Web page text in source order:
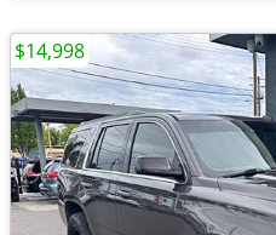
$14,998